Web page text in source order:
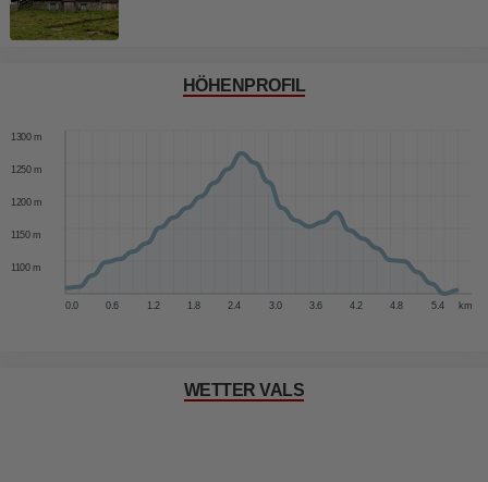
HÖHENPROFIL
0.0 0.6 1.2 1.8 2.4 3.0 3.6 4.2 4.8 5.4 km
1100 m
1150 m
1200 m
1250 m
1300 m
WETTER VALS